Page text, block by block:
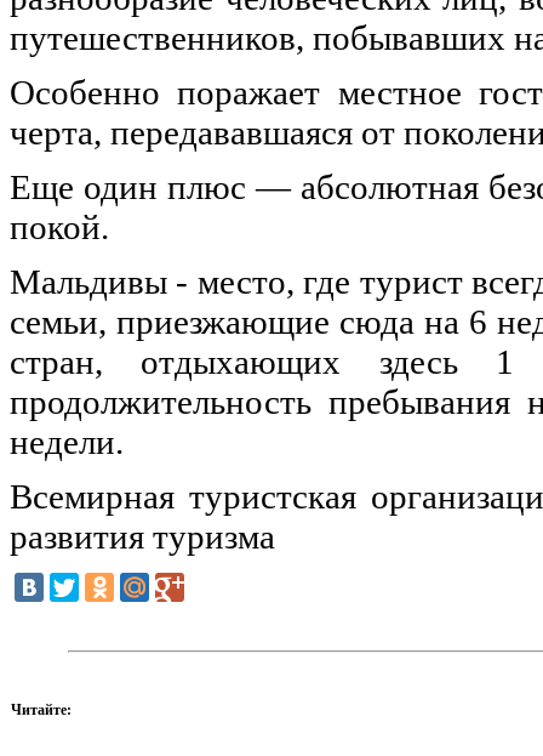
путешественников, побывавших
Особенно поражает местное
черта, передававшаяся от
Еще один плюс — абсолютная
покой.
Мальдивы - место, где турист
семьи, приезжающие сюда на 6
стран, отдыхающих
продолжительность
недели.
Всемирная туристская
развития туризма
Читайте: